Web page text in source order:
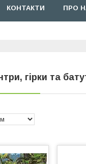
КОНТАКТИ ПРО
гірки та